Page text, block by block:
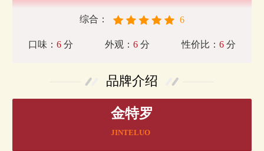
综合： 6
口味： 6分 外观： 6 分 性价比：6 分
品牌介绍
金特罗
JINTELUO